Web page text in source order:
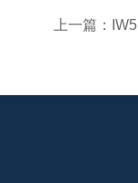
上一篇：